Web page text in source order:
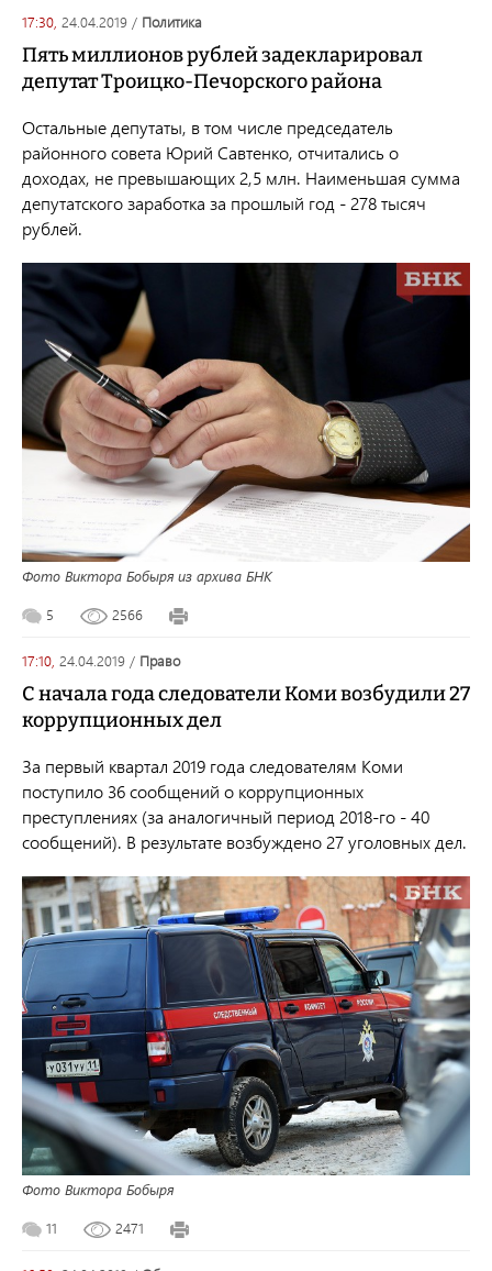
17:30, 24.04.2019 / политика
Пять миллионов рублей задекларировал
депутат Троицко-Печорского района
Остальные депутаты, в том числе председатель
районного совета Юрий Савтенко, отчитались о
доходах, не превышающих 2,5 млн. Наименьшая сумма
депутатского заработка за прошлый год - 278 тысяч
рублей.
Фото Виктора Бобыря из архива БНК
5 2566
17:10, 24.04.2019 / право
С начала года следователи Коми возбудили 27
коррупционных дел
За первый квартал 2019 года следователям Коми
поступило 36 сообщений о коррупционных
преступлениях (за аналогичный период 2018-го - 40
сообщений). В результате возбуждено 27 уголовных дел.
Фото Виктора Бобыря
11 2471